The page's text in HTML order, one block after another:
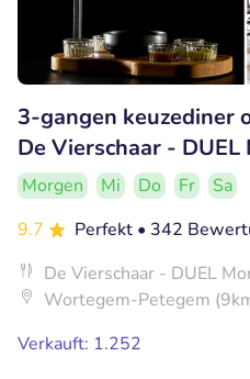
3-gangen keuzediner
De Vierschaar - DUEL
Morgen Mi Do Fr
Sa
9.7
Perfekt • 342
De Vierschaar - DUEL
Wortegem-Petegem
Verkauft: 1.252